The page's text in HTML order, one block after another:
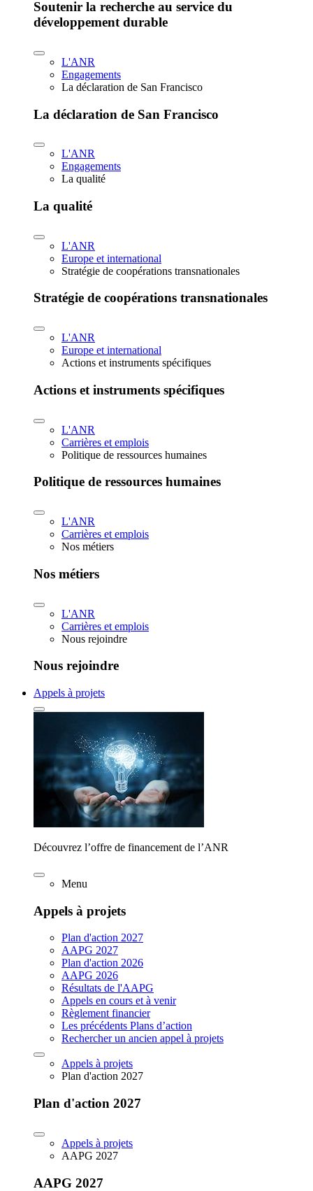
Soutenir la recherche au service du
développement durable
L'ANR
Engagements
La déclaration de San Francisco
La déclaration de San Francisco
L'ANR
Engagements
La qualité
La qualité
L'ANR
Europe et international
Stratégie de coopérations transnationales
Stratégie de coopérations transnationales
L'ANR
Europe et international
Actions et instruments spécifiques
Actions et instruments spécifiques
L'ANR
Carrières et emplois
Politique de ressources humaines
Politique de ressources humaines
L'ANR
Carrières et emplois
Nos métiers
Nos métiers
L'ANR
Carrières et emplois
Nous rejoindre
Nous rejoindre
Appels à projets
Découvrez l’offre de financement de l’ANR
Menu
Appels à projets
Plan d'action 2027
AAPG 2027
Plan d'action 2026
AAPG 2026
Résultats de l'AAPG
Appels en cours et à venir
Règlement financier
Les précédents Plans d’action
Rechercher un ancien appel à projets
Appels à projets
Plan d'action 2027
Plan d'action 2027
Appels à projets
AAPG 2027
AAPG 2027